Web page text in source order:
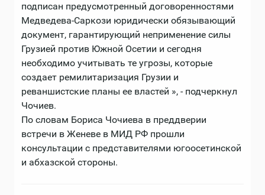
подписан предусмотренный договоренностями
Медведева-Саркози юридически обязывающий
документ, гарантирующий неприменение силы
Грузией против Южной Осетии и сегодня
необходимо учитывать те угрозы, которые
создает ремилитаризация Грузии и
реваншистские планы ее властей », - подчеркнул
Чочиев.
По словам Бориса Чочиева в преддверии
встречи в Женеве в МИД РФ прошли
консультации с представителями югоосетинской
и абхазской стороны.